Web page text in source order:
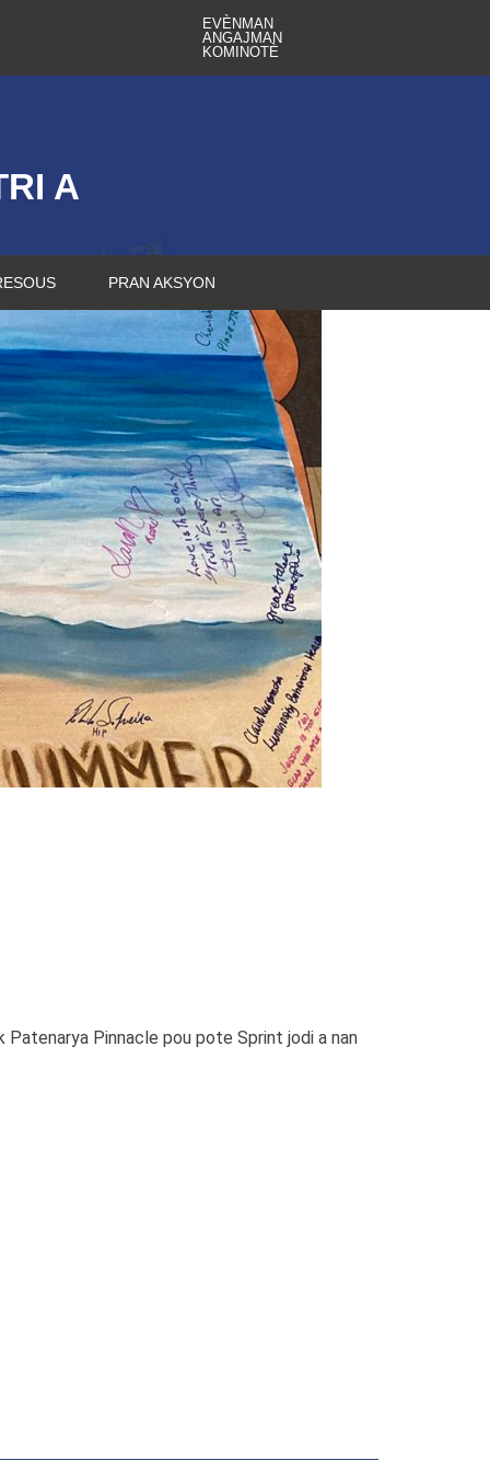
EVÈNMAN
ANGAJMAN
KOMINOTÈ
A
PRAN AKSYON
Pinnacle pou pote Sprint jodi a nan